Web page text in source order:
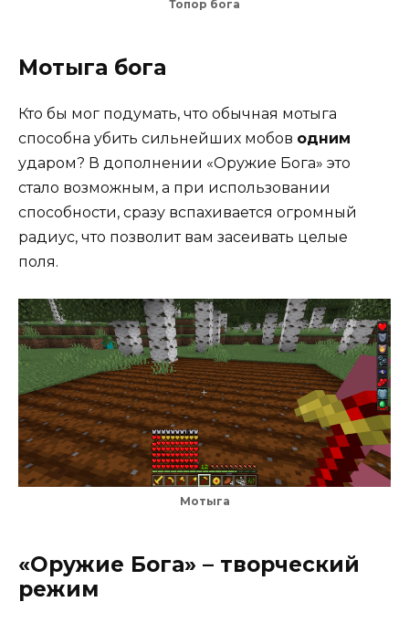
Топор бога
Мотыга бога
Кто бы мог подумать, что обычная мотыга
способна убить сильнейших мобов одним
ударом? В дополнении «Оружие Бога» это
стало возможным, а при использовании
способности, сразу вспахивается огромный
радиус, что позволит вам засеивать целые
поля.
Мотыга
«Оружие Бога» – творческий
режим